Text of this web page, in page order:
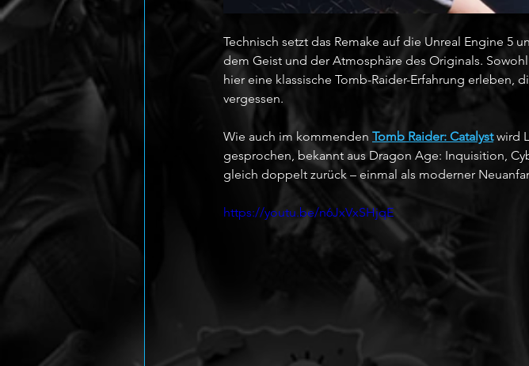
Technisch setzt das Remake auf die Unreal Engine
dem Geist und der Atmosphäre des Originals.
hier eine klassische Tomb-Raider-Erfahrung erleben,
vergessen.
Wie auch im kommenden Tomb Raider: Catalyst wird
gesprochen, bekannt aus Dragon Age: Inquisition,
gleich doppelt zurück – einmal als moderner
https://youtu.be/n6JxVxSHjqE